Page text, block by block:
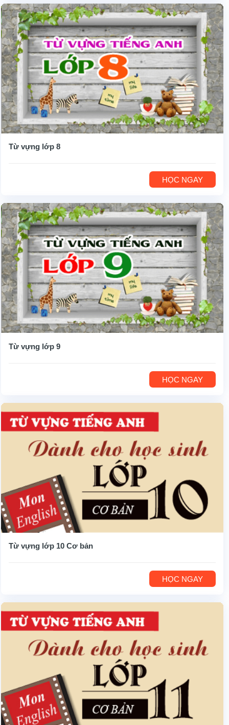
Từ vựng lớp 8
HỌC NGAY
Từ vựng lớp 9
HỌC NGAY
Từ vựng lớp 10 Cơ bản
HỌC NGAY